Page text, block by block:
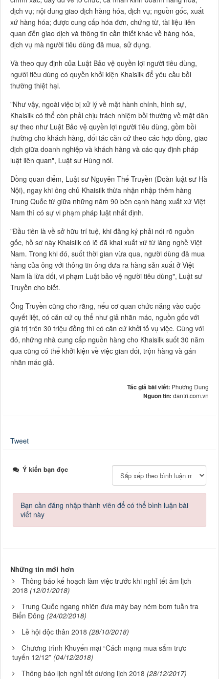
dịch vụ; nội dung giao dịch hàng hóa, dịch vụ; nguồn gốc, xuất
xứ hàng hóa; được cung cấp hóa đơn, chứng từ, tài liệu liên
quan đến giao dịch và thông tin cần thiết khác về hàng hóa,
dịch vụ mà người tiêu dùng đã mua, sử dụng.
Và theo quy định của Luật Bảo vệ quyền lợi người tiêu dùng,
người tiêu dùng có quyền khởi kiện Khaisilk để yêu cầu bồi
thường thiệt hại.
"Như vậy, ngoài việc bị xử lý về mặt hành chính, hình sự,
Khaisilk có thể còn phải chịu trách nhiệm bồi thường về mặt dân
sự theo như Luật Bảo vệ quyền lợi người tiêu dùng, gồm bồi
thường cho khách hàng, đối tác căn cứ theo các hợp đồng, giao
dịch giữa doanh nghiệp và khách hàng và các quy định pháp
luật liên quan", Luật sư Hùng nói.
Đồng quan điểm, Luật sư Nguyễn Thế Truyền (Đoàn luật sư Hà
Nội), ngay khi ông chủ Khaisilk thừa nhận nhập thêm hàng
Trung Quốc từ giữa những năm 90 bên cạnh hàng xuất xứ Việt
Nam thì có sự vi phạm pháp luật nhất định.
"Đầu tiên là về sở hữu trí tuệ, khi đăng ký phải nói rõ nguồn
gốc, hồ sơ này Khaisilk có lẽ đã khai xuất xứ từ làng nghề Việt
Nam. Trong khi đó, suốt thời gian vừa qua, người dùng đã mua
hàng của ông với thông tin ông đưa ra hàng sản xuất ở Việt
Nam là lừa dối, vi phạm Luật bảo vệ người tiêu dùng", Luật sư
Truyền cho biết.
Ông Truyền cũng cho rằng, nếu cơ quan chức năng vào cuộc
quyết liệt, có căn cứ cụ thể như giả nhãn mác, nguồn gốc với
giá trị trên 30 triệu đồng thì có căn cứ khởi tố vụ việc. Cùng với
đó, những nhà cung cấp nguồn hàng cho Khaisilk suốt 30 năm
qua cũng có thể khởi kiện về việc gian dối, trộn hàng và gán
nhãn mác giả.
Tác giả bài viết: Phương Dung
Nguồn tin: dantri.com.vn
Tweet
Ý kiến bạn đọc
Bạn cần đăng nhập thành viên để có thể bình luận bài
viết này
Những tin mới hơn
Thông báo kế hoạch làm việc trước khi nghỉ tết âm lịch
2018 (12/01/2018)
Trung Quốc ngang nhiên đưa máy bay ném bom tuần tra
Biển Đông (24/02/2018)
Lễ hội độc thân 2018 (28/10/2018)
Chương trình Khuyến mại “Cách mạng mua sắm trực
tuyến 12/12” (04/12/2018)
Thông báo lịch nghỉ tết dương lịch 2018 (28/12/2017)